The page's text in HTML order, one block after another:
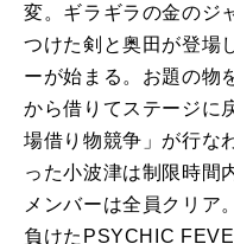
変。ギラギラの金のジ
つけた剣と奥田が登場
ーが始まる。お題の物
から借りてステージに
場借り物競争」が行な
った小波津は制限時間
メンバーは全員クリア。
負けた PSYCHIC